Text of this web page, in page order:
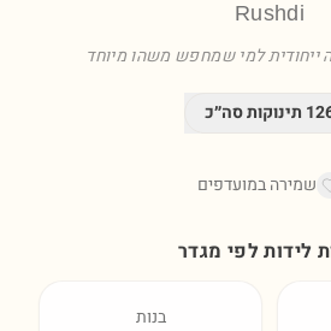
Rushdi
ייחודית למי שמחפש משהו מיוחד
תינוקות סה״כ
שמירה במועדפים
לידות לפי מגדר
בנות